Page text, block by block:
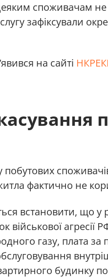
споживачам не
зафіксували
на сайті
фактично не
встановити, що у
військової
газу, плата за
будинку